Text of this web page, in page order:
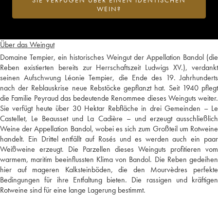
Über das Weingut
Domaine Tempier, ein historisches Weingut der Appellation Bandol (die
Reben existierten bereits zur Herrschaftszeit Ludwigs XV.), verdankt
seinen Aufschwung Léonie Tempier, die Ende des 19. Jahrhunderts
nach der Reblauskrise neue Rebstöcke gepflanzt hat. Seit 1940 pflegt
die Familie Peyraud das bedeutende Renommee dieses Weinguts weiter.
Sie verfügt heute über 30 Hektar Rebfläche in drei Gemeinden – Le
Castellet, Le Beausset und La Cadière – und erzeugt ausschließlich
Weine der Appellation Bandol, wobei es sich zum Großteil um Rotweine
handelt. Ein Drittel entfällt auf Rosés und es werden auch ein paar
Weißweine erzeugt. Die Parzellen dieses Weinguts profitieren vom
warmem, maritim beeinflussten Klima von Bandol. Die Reben gedeihen
hier auf mageren Kalksteinböden, die den Mourvèdres perfekte
Bedingungen für ihre Entfaltung bieten. Die rassigen und kräftigen
Rotweine sind für eine lange Lagerung bestimmt.
WEIN?